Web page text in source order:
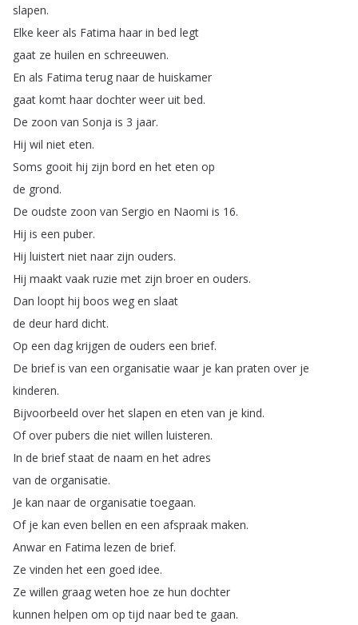
slapen.
Elke keer als Fatima haar in bed legt
gaat ze huilen en schreeuwen.
En als Fatima terug naar de huiskamer
gaat komt haar dochter weer uit bed.
De zoon van Sonja is 3 jaar.
Hij wil niet eten.
Soms gooit hij zijn bord en het eten op
de grond.
De oudste zoon van Sergio en Naomi is 16.
Hij is een puber.
Hij luistert niet naar zijn ouders.
Hij maakt vaak ruzie met zijn broer en ouders.
Dan loopt hij boos weg en slaat
de deur hard dicht.
Op een dag krijgen de ouders een brief.
De brief is van een organisatie waar je kan praten over je
kinderen.
Bijvoorbeeld over het slapen en eten van je kind.
Of over pubers die niet willen luisteren.
In de brief staat de naam en het adres
van de organisatie.
Je kan naar de organisatie toegaan.
Of je kan even bellen en een afspraak maken.
Anwar en Fatima lezen de brief.
Ze vinden het een goed idee.
Ze willen graag weten hoe ze hun dochter
kunnen helpen om op tijd naar bed te gaan.